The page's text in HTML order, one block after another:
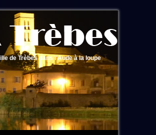
de Trèbes dans l'Aude à la loupe